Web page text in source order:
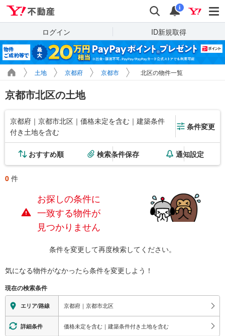
検索 通知
i
ログイン ID新規取得
土地 京都府 京都市 北区の物件一覧
京都市北区の土地
京都府｜京都市北区｜価格未定を含む｜建築条件
付き土地を含む
条件変更
おすすめ順 検索条件保存 通知設定
0 件
お探しの条件に
一致する物件が
見つかりません
条件を変更して再度検索してください。
気になる物件がなかったら条件を変更しよう！
現在の検索条件
エリア/路線 京都府｜京都市北区
詳細条件 価格未定を含む｜建築条件付き土地を含む